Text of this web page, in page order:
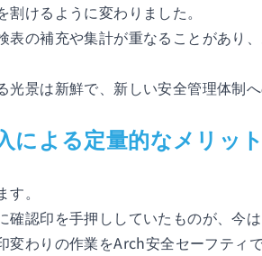
けるように変わりました。
の補充や集計が重なることがあり
景は新鮮で、新しい安全管理体制
による定量的なメリッ
。
確認印を手押ししていたものが、今
変わりの作業をArch安全セーフティ